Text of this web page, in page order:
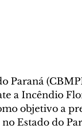
Paraná
a Incêndio
objetivo a
Estado do